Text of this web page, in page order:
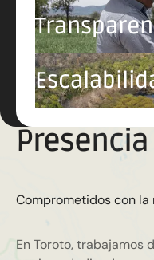
Comprometidos con la
En Toroto, trabajamos